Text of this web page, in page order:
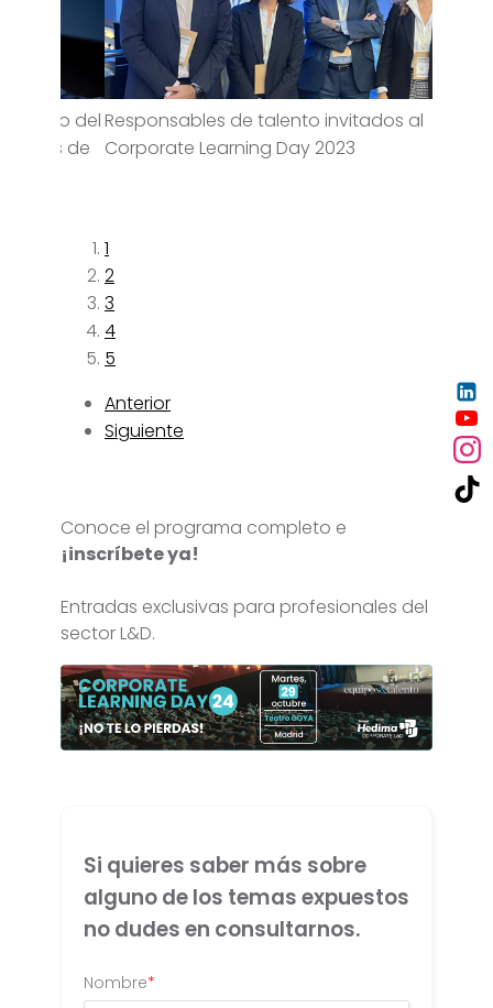
Emilio del
de
Responsables de talento invitados al
Corporate Learning Day 2023
1
2
3
4
5
Anterior
Siguiente
Conoce el programa completo e
¡inscríbete ya!
Entradas exclusivas para profesionales del
sector L&D.
Si quieres saber más sobre
alguno de los temas expuestos
no dudes en consultarnos.
Nombre*